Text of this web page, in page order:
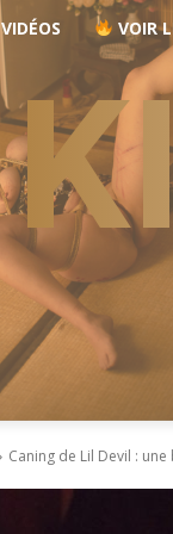
VIDÉOS VOIR
Caning de Lil Devil :